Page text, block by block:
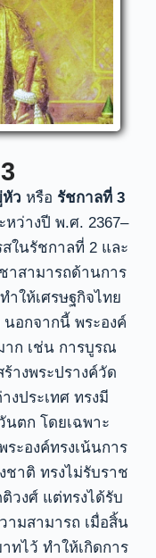
หัว หรือ รัชกาลที่ 3
หว่างปี พ.ศ. 2367–
สในรัชกาลที่ 2 และ
าสามารถด้านการ
ให้เศรษฐกิจไทย
นอกจากนี้ พระองค์
าก เช่น การบูรณ
างพระปรางค์วัด
งประเทศ ทรงมี
ตก โดยเฉพาะ
ะองค์ทรงเน้นการ
ชาติ ทรงไม่รับราช
วงศ์ แต่ทรงได้รับ
ามสามารถ เมื่อสิ้น
ทไว้ ทำให้เกิดการ